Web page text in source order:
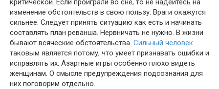
критической. Если проиграли во сне, то не надейтесь на
изменение обстоятельств в свою пользу. Враги окажутся
сильнее. Следует принять ситуацию как есть и начинать
составлять план реванша. Нервничать не нужно. В жизни
бывают всяческие обстоятельства. Сильный человек
таковым является потому, что умеет признавать ошибки и
исправлять их. Азартные игры особенно плохо видеть
женщинам. О смысле предупреждения подсознания для
них поговорим отдельно.